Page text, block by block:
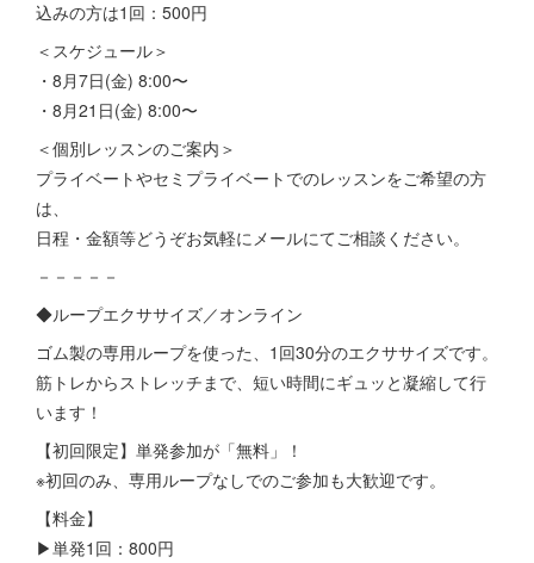
込みの方は1回：500円
＜スケジュール＞
・8月7日(金) 8:00〜
・8月21日(金) 8:00〜
＜個別レッスンのご案内＞
プライベートやセミプライベートでのレッスンをご希望の方
は、
日程・金額等どうぞお気軽にメールにてご相談ください。
－－－－－
◆ループエクササイズ／オンライン
ゴム製の専用ループを使った、1回30分のエクササイズです。
筋トレからストレッチまで、短い時間にギュッと凝縮して行
います！
【初回限定】単発参加が「無料」！
※初回のみ、専用ループなしでのご参加も大歓迎です。
【料金】
▶単発1回：800円